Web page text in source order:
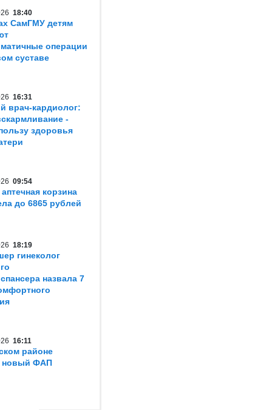
18:40
СамГМУ детям
операции
суставе
16:31
врач-кардиолог:
-
здоровья
09:54
корзина
до 6865 рублей
18:19
гинеколог
назвала 7
16:11
районе
новый ФАП